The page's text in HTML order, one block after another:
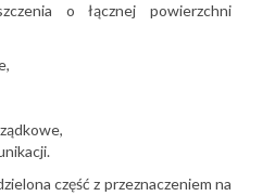
o łącznej powierzchni
część z przeznaczeniem na